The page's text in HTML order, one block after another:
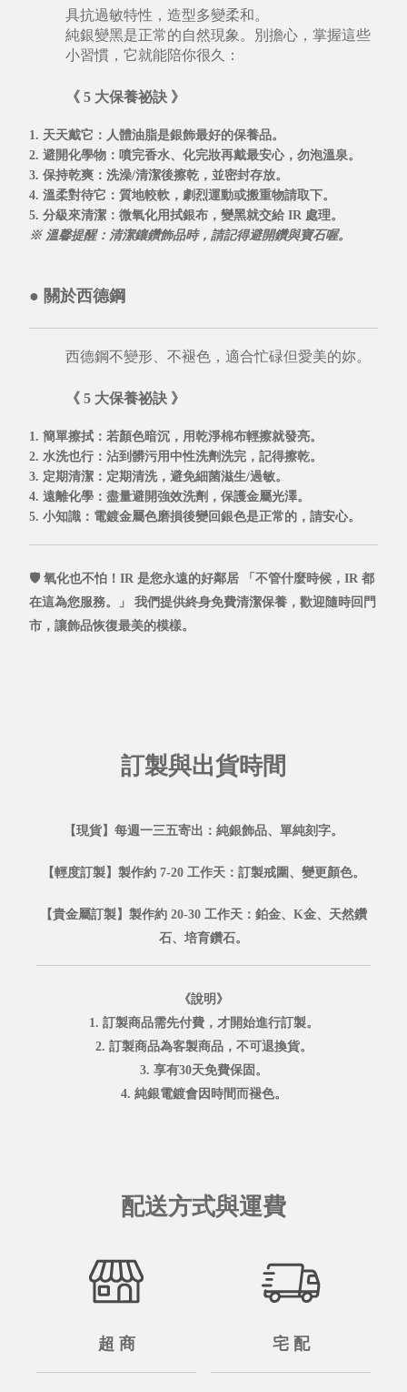
具抗過敏特性，造型多變柔和。
純銀變黑是正常的自然現象。別擔心，掌握這些
小習慣，它就能陪你很久：
《 5 大保養祕訣 》
1. 天天戴它 ：人體油脂是銀飾最好的保養品。
2. 避開化學物 ：噴完香水、化完妝再戴最安心，勿泡溫泉。
3. 保持乾爽 ：洗澡/清潔後擦乾，並密封存放。
4. 溫柔對待它 ：質地較軟，劇烈運動或搬重物請取下。
5. 分級來清潔 ：微氧化用拭銀布，變黑就交給 IR 處理。
※ 溫馨提醒：清潔鑲鑽飾品時，請記得避開鑽與寶石喔。
● 關於西德鋼
西德鋼不變形、不褪色，適合忙碌但愛美的妳。
《 5 大保養祕訣 》
1. 簡單擦拭 ：若顏色暗沉，用乾淨棉布輕擦就發亮。
2. 水洗也行 ：沾到髒污用中性洗劑洗完，記得擦乾。
3. 定期清潔 ：定期清洗，避免細菌滋生/過敏。
4. 遠離化學 ：盡量避開強效洗劑，保護金屬光澤。
5. 小知識 ：電鍍金屬色磨損後變回銀色是正常的，請安心。
🛡️ 氧化也不怕！IR 是您永遠的好鄰居
「不管什麼時候，IR 都
在這為您服務。」
我們提供終身免費清潔保養， 歡迎隨時回門
市，讓飾品恢復最美的模樣。
訂製與出貨時間
【現貨】每週一三五寄出：純銀飾品、單純刻字。
【輕度訂製】製作約 7-20 工作天：訂製戒圍、變更顏色。
【貴金屬訂製】製作約 20-30 工作天：鉑金、K金、天然鑽
石、培育鑽石。
《說明》
1. 訂製商品需先付費，才開始進行訂製。
2. 訂製商品為客製商品，不可退換貨。
3. 享有30天免費保固。
4. 純銀電鍍會因時間而褪色。
配送方式與運費
超 商 宅 配